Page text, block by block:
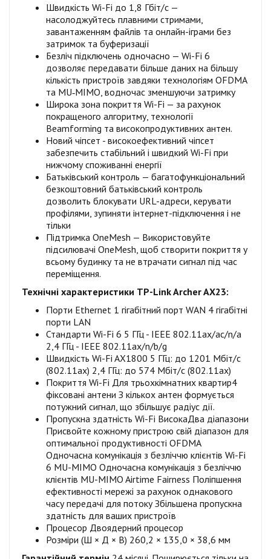
Швидкість Wi-Fi до 1,8 Гбіт/с —
насолоджуйтесь плавними стримами,
завантаженням файлів та онлайн-іграми без
затримок та буферизації
Безліч підключень одночасно — Wi-Fi 6
дозволяє передавати більше даних на більшу
кількість пристроїв завдяки технологіям OFDMA
та MU‑MIMO, водночас зменшуючи затримку
Широка зона покриття Wi-Fi — за рахунок
покращеного алгоритму, технології
Beamforming та високопродуктивних антен.
Новий чіпсет - високоефективний чіпсет
забезпечить стабільний і швидкий Wi-Fi при
нижчому споживанні енергії
Батьківський контроль — багатофункціональний
безкоштовний батьківський контроль
дозволить блокувати URL-адреси, керувати
профілями, зупиняти інтернет-підключення і не
тільки
Підтримка OneMesh — Використовуйте
підсилювачі OneMesh, щоб створити покриття у
всьому будинку та не втрачати сигнал під час
переміщення.
Технічні характеристики TP-Link Archer AX23:
Порти Ethernet 1 гігабітний порт WAN 4 гігабітні
порти LAN
Стандарти Wi-Fi 6 5 ГГц - IEEE 802.11ax/ac/n/a
2,4 ГГц - IEEE 802.11ax/n/b/g
Швидкість Wi-Fi AX1800 5 ГГц: до 1201 Мбіт/с
(802.11ax) 2,4 ГГц: до 574 Мбіт/с (802.11ax)
Покриття Wi-Fi Для трьохкімнатних квартир4
фіксовані антени З кількох антен формується
потужний сигнал, що збільшує радіус дії.
Пропускна здатність Wi-Fi ВисокаДва діапазони
Присвойте кожному пристрою свій діапазон для
оптимальної продуктивності OFDMA
Одночасна комунікація з безліччю клієнтів Wi-Fi
6 MU-MIMO Одночасна комунікація з безліччю
клієнтів MU-MIMO Airtime Fairness Поліпшення
ефективності мережі за рахунок однакового
часу передачі для потоку Збільшена пропускна
здатність для ваших пристроїв
Процесор Двоядерний процесор
Розміри (Ш × Д × В) 260,2 × 135,0 × 38,6 мм